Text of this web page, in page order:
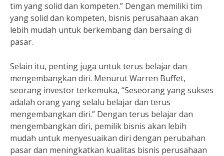
tim yang solid dan kompeten.” Dengan memiliki tim
yang solid dan kompeten, bisnis perusahaan akan
lebih mudah untuk berkembang dan bersaing di
pasar.
Selain itu, penting juga untuk terus belajar dan
mengembangkan diri. Menurut Warren Buffet,
seorang investor terkemuka, “Seseorang yang sukses
adalah orang yang selalu belajar dan terus
mengembangkan diri.” Dengan terus belajar dan
mengembangkan diri, pemilik bisnis akan lebih
mudah untuk menyesuaikan diri dengan perubahan
pasar dan meningkatkan kualitas bisnis perusahaan